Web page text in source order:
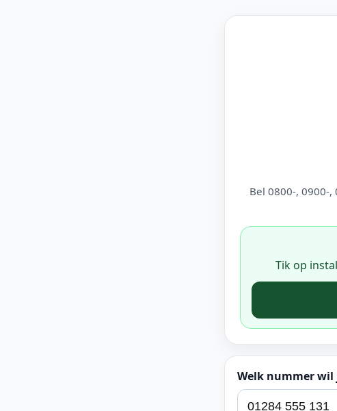
Bel 0800-, 0900-
Tik op
Welk nummer wil